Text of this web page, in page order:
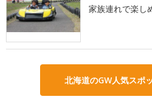
家族連れで楽し
北海道のGW人気スポ